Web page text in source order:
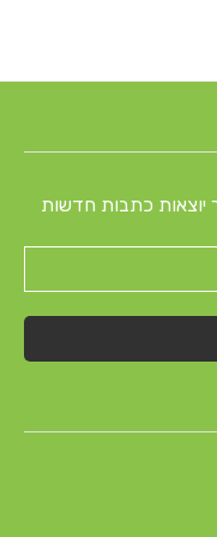
יוצאות כתבות חדשות